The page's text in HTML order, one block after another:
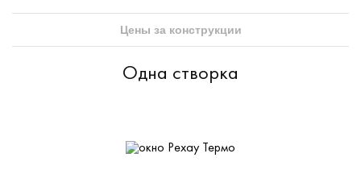
Цены за конструкции
Одна створка